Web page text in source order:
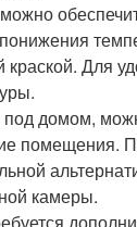
краской. Для
домом,
помещения.
камеры.